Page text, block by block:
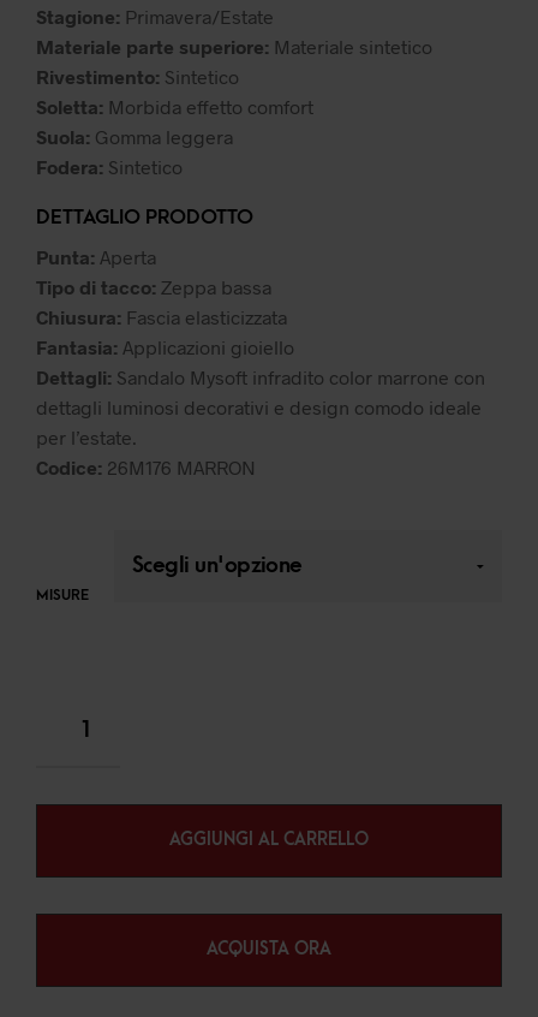
Stagione: Primavera/Estate
Materiale parte superiore: Materiale sintetico
Rivestimento: Sintetico
Soletta: Morbida effetto comfort
Suola: Gomma leggera
Fodera: Sintetico
DETTAGLIO PRODOTTO
Punta: Aperta
Tipo di tacco: Zeppa bassa
Chiusura: Fascia elasticizzata
Fantasia: Applicazioni gioiello
Dettagli: Sandalo Mysoft infradito color marrone con
dettagli luminosi decorativi e design comodo ideale
per l’estate.
Codice: 26M176 MARRON
MISURE
AGGIUNGI AL CARRELLO
ACQUISTA ORA